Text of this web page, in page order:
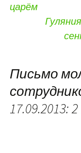
Навигация
царём
Письмо
17.09.2013: